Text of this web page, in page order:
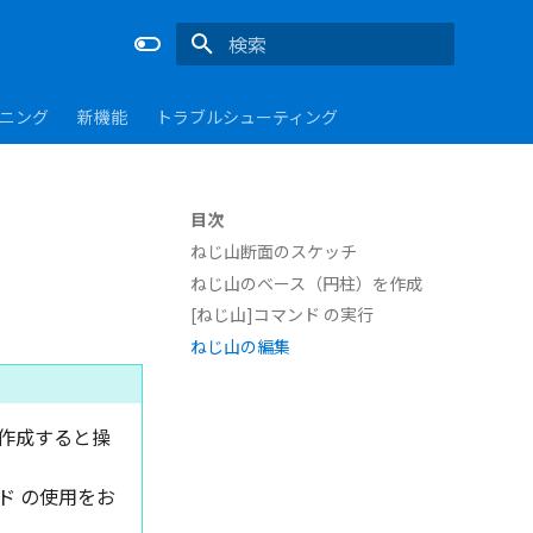
ング 新機能 トラブルシューティング
目次
ねじ山断面のスケッチ
ねじ山のベース（円柱）を作成
[ねじ山]コマンド の実行
ねじ山の編集
成すると操
の使用をお